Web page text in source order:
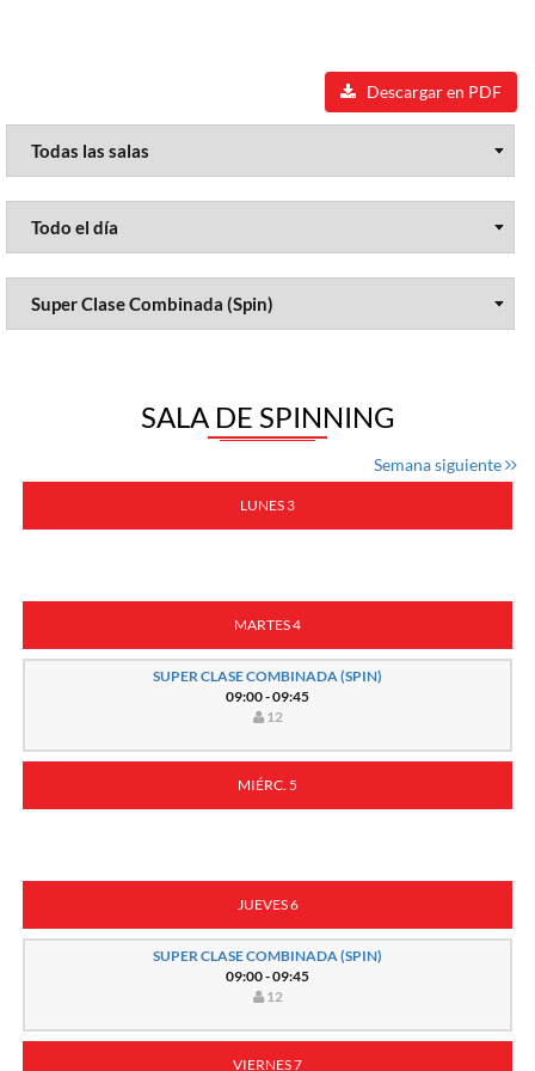
Descargar en PDF
SALA DE SPINNING
Semana siguiente
LUNES 3
MARTES 4
SUPER CLASE COMBINADA (SPIN)
09:00 - 09:45
12
MIÉRC. 5
JUEVES 6
SUPER CLASE COMBINADA (SPIN)
09:00 - 09:45
12
VIERNES 7